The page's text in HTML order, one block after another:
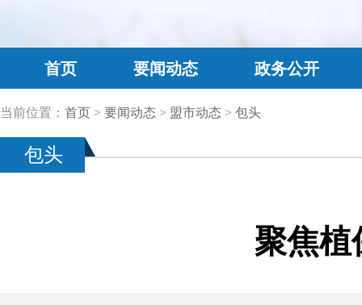
首页 要闻动态 政务公开
当前位置： 首页 > 要闻动态 > 盟市动态 > 包头
包头
聚焦植